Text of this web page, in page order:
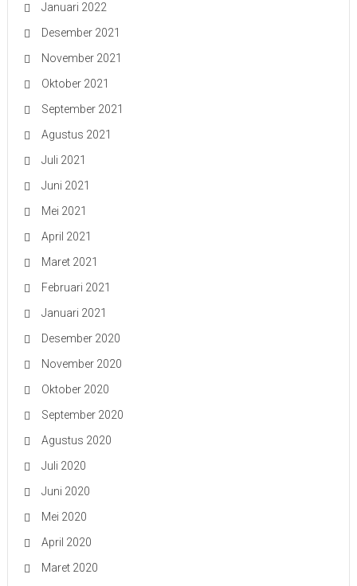
Januari 2022
Desember 2021
November 2021
Oktober 2021
September 2021
Agustus 2021
Juli 2021
Juni 2021
Mei 2021
April 2021
Maret 2021
Februari 2021
Januari 2021
Desember 2020
November 2020
Oktober 2020
September 2020
Agustus 2020
Juli 2020
Juni 2020
Mei 2020
April 2020
Maret 2020